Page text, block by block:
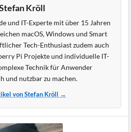
Kröll
und IT-Experte mit über 15 Jahren
macOS, Windows und Smart
Tech-Enthusiast zudem auch
Pi Projekte und individuelle IT-
Technik für Anwender
und nutzbar zu machen.
von Stefan Kröll →